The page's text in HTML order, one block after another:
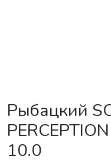
Рыбацкий
10.0